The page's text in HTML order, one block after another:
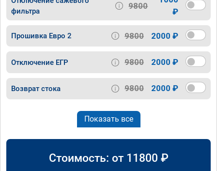
фильтра
9800
₽
Прошивка Евро 2 9800 2000 ₽
Отключение ЕГР 9800 2000 ₽
Возврат стока 9800 2000 ₽
Показать все
Стоимость: от 11800 ₽